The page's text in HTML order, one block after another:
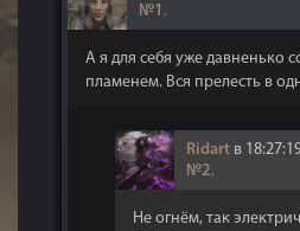
№1 ,
А я для себя уже давненько
пламенем. Вся прелесть в
Ridart в
№2,
Не огнём, так